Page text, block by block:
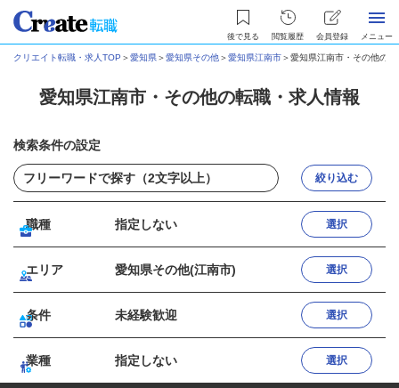
後で見る 閲覧履歴 会員登録 メニュー
クリエイト転職・求人TOP ＞愛知県＞愛知県その他＞愛知県江南市＞愛知県江南市・その他の
愛知県江南市・その他の転職・求人情報
検索条件の設定
絞り込む
職種 指定しない 選択
エリア 愛知県その他(江南市) 選択
条件 未経験歓迎 選択
業種 指定しない 選択